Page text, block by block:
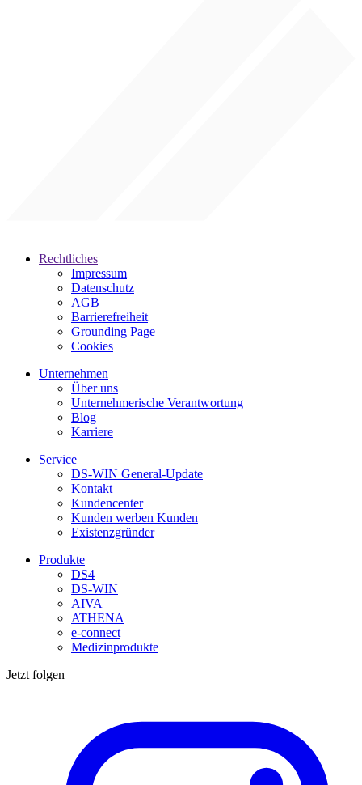
Rechtliches
Impressum
Datenschutz
AGB
Barrierefreiheit
Grounding Page
Cookies
Unternehmen
Über uns
Unternehmerische Verantwortung
Blog
Karriere
Service
DS-WIN General-Update
Kontakt
Kundencenter
Kunden werben Kunden
Existenzgründer
Produkte
DS4
DS-WIN
AIVA
ATHENA
e-connect
Medizinprodukte
Jetzt folgen